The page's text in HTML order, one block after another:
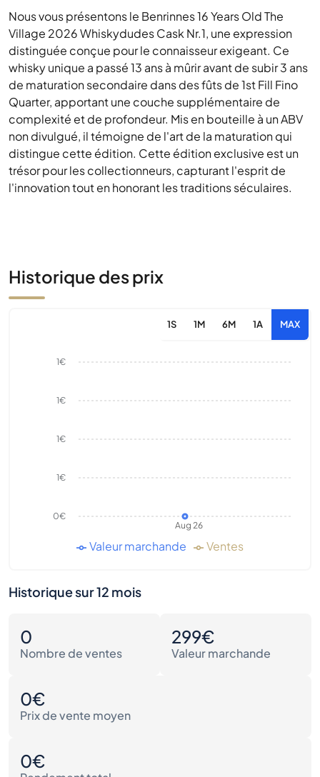
Nous vous présentons le Benrinnes 16 Years Old The
Village 2026 Whiskydudes Cask Nr.1, une expression
distinguée conçue pour le connaisseur exigeant. Ce
whisky unique a passé 13 ans à mûrir avant de subir 3 ans
de maturation secondaire dans des fûts de 1st Fill Fino
Quarter, apportant une couche supplémentaire de
complexité et de profondeur. Mis en bouteille à un ABV
non divulgué, il témoigne de l'art de la maturation qui
distingue cette édition. Cette édition exclusive est un
trésor pour les collectionneurs, capturant l'esprit de
l'innovation tout en honorant les traditions séculaires.
Historique des prix
1S 1M 6M 1A MAX
Aug 26
0€
1€
1€
1€
1€
Valeur marchande Ventes
Historique sur 12 mois
0
Nombre de ventes
299€
Valeur marchande
0€
Prix de vente moyen
0€